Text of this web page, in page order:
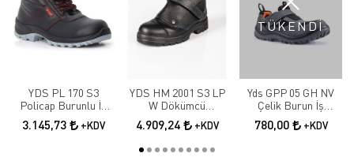
YDS PL 170 S3
Policap Burunlu İş
Botu
3.145,73 +KDV
YDS HM 2001 S3 LP
W Dökümcü
Ayakkabısı
4.909,24 +KDV
TÜKENDİ
Yds GPP 05 GH NV
Çelik Burun İş
Ayakkabısı
780,00 +KDV